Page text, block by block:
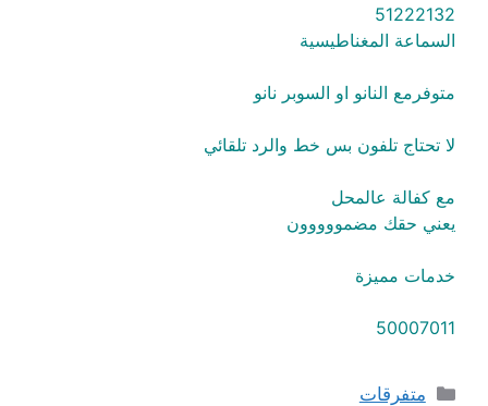
51222132
السماعة المغناطيسية
متوفرمع النانو او السوبر نانو
لا تحتاج تلفون بس خط والرد تلقائي
مع كفالة عالمحل
يعني حقك مضمووووون
خدمات مميزة
50007011
التصنيفات
متفرقات